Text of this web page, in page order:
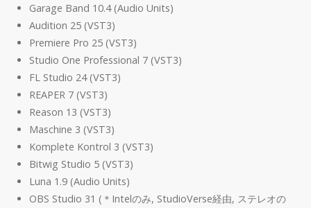
Garage Band 10.4 (Audio Units)
Audition 25 (VST3)
Premiere Pro 25 (VST3)
Studio One Professional 7 (VST3)
FL Studio 24 (VST3)
REAPER 7 (VST3)
Reason 13 (VST3)
Maschine 3 (VST3)
Komplete Kontrol 3 (VST3)
Bitwig Studio 5 (VST3)
Luna 1.9 (Audio Units)
OBS Studio 31 (＊Intelのみ, StudioVerse経由, ステレオの